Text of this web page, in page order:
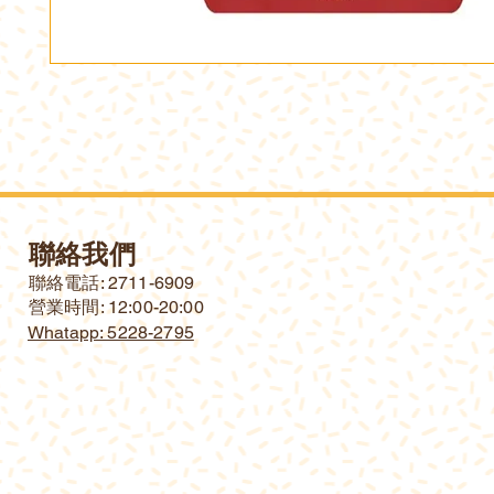
聯絡我們
​聯絡電話: 2711-6909
營業時間: 12:00-20:00
Whatapp: 5228-2795